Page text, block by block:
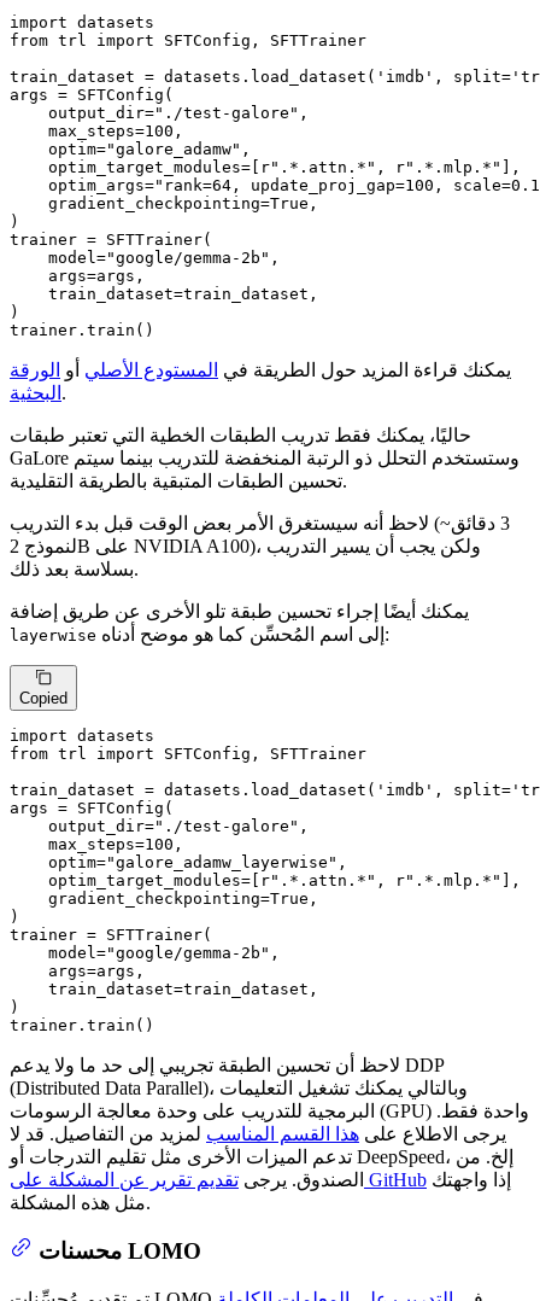
import
from trl import SFTConfig, SFTTrainer
train_dataset = datasets.load_dataset( 'imdb' , split=
args = SFTConfig(
    output_dir=
"./test-galore" ,
    max_steps=
100 ,
    optim=
"galore_adamw" ,
    optim_target_modules=[
r".*.attn.*" , r".*.mlp.*"
],
    optim_args=
"rank=64, update_proj_gap=100,
    gradient_checkpointing=
True ,
)
trainer = SFTTrainer(
    model=
"google/gemma-2b" ,
    args=args,
    train_dataset=train_dataset,
)
trainer.train()
يمكنك قراءة المزيد حول الطريقة في المستودع الأصلي أو الورقة
البحثية .
حاليًا، يمكنك فقط تدريب الطبقات الخطية التي تعتبر طبقات
GaLore وستستخدم التحلل ذو الرتبة المنخفضة للتدريب بينما سيتم
تحسين الطبقات المتبقية بالطريقة التقليدية.
لاحظ أنه سيستغرق الأمر بعض الوقت قبل بدء التدريب (~3 دقائق
لنموذج 2B على NVIDIA A100)، ولكن يجب أن يسير التدريب
بسلاسة بعد ذلك.
يمكنك أيضًا إجراء تحسين طبقة تلو الأخرى عن طريق إضافة
layerwise إلى اسم المُحسِّن كما هو موضح أدناه:
Copied
import
from trl import SFTConfig, SFTTrainer
train_dataset = datasets.load_dataset( 'imdb' , split=
args = SFTConfig(
    output_dir=
"./test-galore" ,
    max_steps=
100 ,
    optim=
"galore_adamw_layerwise" ,
    optim_target_modules=[
r".*.attn.*" , r".*.mlp.*" ],
    gradient_checkpointing=
True ,
)
trainer = SFTTrainer(
    model=
"google/gemma-2b" ,
    args=args,
    train_dataset=train_dataset,
)
trainer.train()
لاحظ أن تحسين الطبقة تجريبي إلى حد ما ولا يدعم DDP
(Distributed Data Parallel)، وبالتالي يمكنك تشغيل التعليمات
البرمجية للتدريب على وحدة معالجة الرسومات (GPU) واحدة فقط.
يرجى الاطلاع على هذا القسم المناسب لمزيد من التفاصيل. قد لا
تدعم الميزات الأخرى مثل تقليم التدرجات أو DeepSpeed، إلخ. من
الصندوق. يرجى تقديم تقرير عن المشكلة على GitHub
مثل هذه المشكلة.
محسنات LOMO